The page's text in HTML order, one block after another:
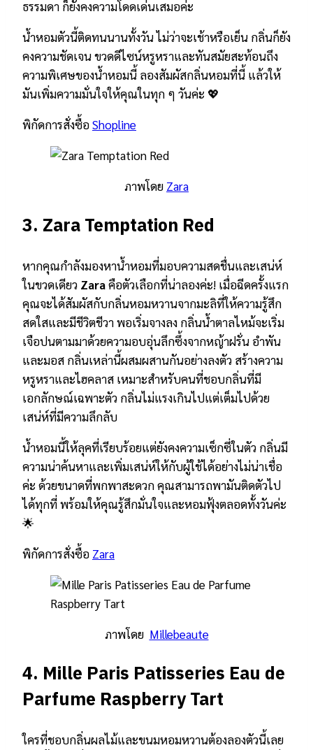
ธรรมดา ก็ยังคงความโดดเด่นเสมอค่ะ
น้ำหอมตัวนี้ติดทนนานทั้งวัน ไม่ว่าจะเช้าหรือเย็น กลิ่นก็ยัง
คงความชัดเจน ขวดดีไซน์หรูหราและทันสมัยสะท้อนถึง
ความพิเศษของน้ำหอมนี้ ลองสัมผัสกลิ่นหอมที่นี้ แล้วให้
มันเพิ่มความมั่นใจให้คุณในทุก ๆ วันค่ะ 💖
พิกัดการสั่งซื้อShopline
ภาพโดย Zara
3. Zara Temptation Red
หากคุณกำลังมองหาน้ำหอมที่มอบความสดชื่นและเสน่ห์
ในขวดเดียว Zaraคือตัวเลือกที่น่าลองค่ะ! เมื่อฉีดครั้งแรก
คุณจะได้สัมผัสกับกลิ่นหอมหวานจากมะลิที่ให้ความรู้สึก
สดใสและมีชีวิตชีวา พอเริ่มจางลง กลิ่นน้ำตาลไหม้จะเริ่ม
เจือปนตามมาด้วยความอบอุ่นลึกซึ้งจากหญ้าฝรั่น อำพัน
และมอส กลิ่นเหล่านี้ผสมผสานกันอย่างลงตัว สร้างความ
หรูหราและไฮคลาส เหมาะสำหรับคนที่ชอบกลิ่นที่มี
เอกลักษณ์เฉพาะตัว กลิ่นไม่แรงเกินไปแต่เต็มไปด้วย
เสน่ห์ที่มีความลึกลับ
น้ำหอมนี้ให้ลุคที่เรียบร้อยแต่ยังคงความเซ็กซี่ในตัว กลิ่นมี
ความน่าค้นหาและเพิ่มเสน่ห์ให้กับผู้ใช้ได้อย่างไม่น่าเชื่อ
ค่ะ ด้วยขนาดที่พกพาสะดวก คุณสามารถพามันติดตัวไป
ได้ทุกที่ พร้อมให้คุณรู้สึกมั่นใจและหอมฟุ้งตลอดทั้งวันค่ะ
🌟
พิกัดการสั่งซื้อ Zara
ภาพโดย Millebeaute
4. Mille Paris Patisseries Eau de
Parfume Raspberry Tart
ใครที่ชอบกลิ่นผลไม้และขนมหอมหวานต้องลองตัวนี้เลย